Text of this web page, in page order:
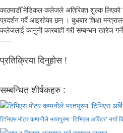
काठमाडौँ मेडिकल कलेजले अतिरिक्त शुल्क लिएको
प्रदर्शन गर्दै आइरहेका छन् । बुधबार शिक्षा
कलेजलाई कानुनी कारबाही गरी सम्बन्धन खारेज
–––
प्रतिक्रिया दिनुहोस !
सम्बन्धित शीर्षकहरु :
टिभिएस मोटर कम्पनीले भरतपुरमा ‘टिभिएस अर्बिटर’ नयाँ